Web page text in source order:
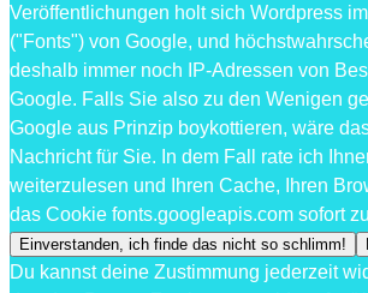
Veröffentlichungen holt sich Wordpress
("Fonts") von Google, und
deshalb immer noch IP-Adressen von
Google. Falls Sie also zu den Wenigen
Google aus Prinzip boykottieren, wäre
Nachricht für Sie. In dem Fall rate ich
weiterzulesen und Ihren Cache, Ihren
das Cookie fonts.googleapis.com sofort
Einverstanden, ich finde das nicht so schlimm!
Du kannst deine Zustimmung jederzeit